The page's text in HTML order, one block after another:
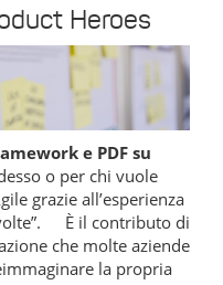
Heroes
e PDF su
o per chi vuole
grazie all’esperienza
È il contributo di
che molte aziende
la propria